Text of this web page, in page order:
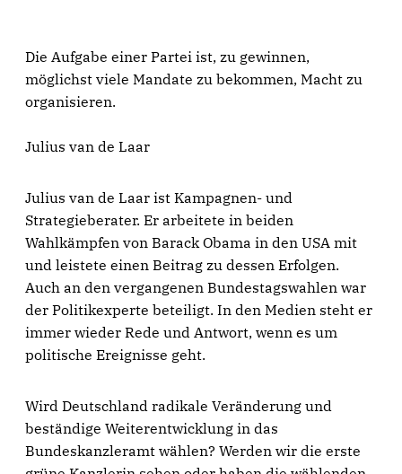
Die Aufgabe einer Partei ist, zu gewinnen,
möglichst viele Mandate zu bekommen, Macht zu
organisieren.
Julius van de Laar
Julius van de Laar ist Kampagnen- und
Strategieberater. Er arbeitete in beiden
Wahlkämpfen von Barack Obama in den USA mit
und leistete einen Beitrag zu dessen Erfolgen.
Auch an den vergangenen Bundestagswahlen war
der Politikexperte beteiligt. In den Medien steht er
immer wieder Rede und Antwort, wenn es um
politische Ereignisse geht.
Wird Deutschland radikale Veränderung und
beständige Weiterentwicklung in das
Bundeskanzleramt wählen? Werden wir die erste